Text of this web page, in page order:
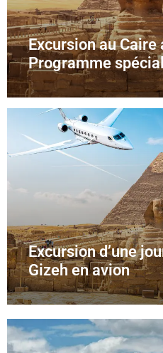
Excursion au Caire
Programme
Excursion d’une
Gizeh en avion